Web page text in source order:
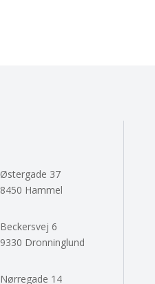
Østergade 37
8450 Hammel
Beckersvej 6
9330 Dronninglund
Nørregade 14